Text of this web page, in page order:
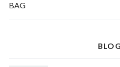
BAG
BLOG